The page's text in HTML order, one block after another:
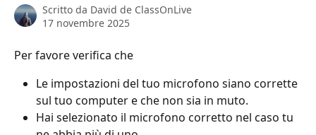
Scritto da David de ClassOnLive
17 novembre 2025
Per favore verifica che
Le impostazioni del tuo microfono siano corrette
sul tuo computer e che non sia in muto.
Hai selezionato il microfono corretto nel caso tu